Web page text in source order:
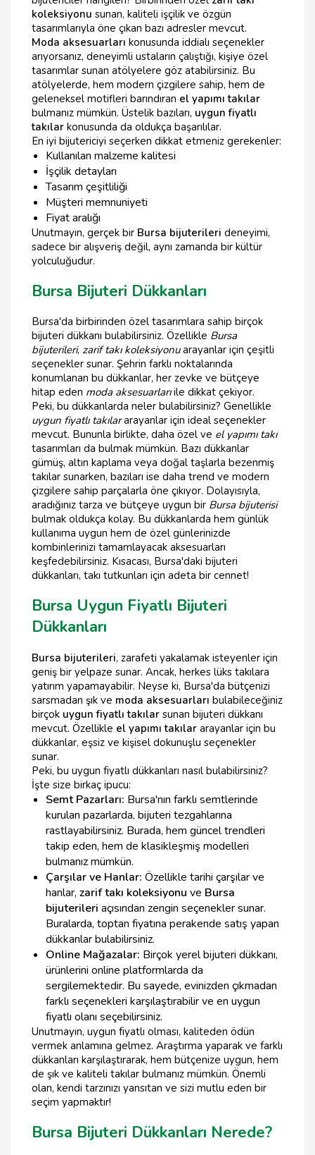
koleksiyonu sunan, kaliteli işçilik ve özgün
tasarımlarıyla öne çıkan bazı adresler mevcut.
Moda aksesuarları konusunda iddialı seçenekler
arıyorsanız, deneyimli ustaların çalıştığı, kişiye özel
tasarımlar sunan atölyelere göz atabilirsiniz. Bu
atölyelerde, hem modern çizgilere sahip, hem de
geleneksel motifleri barındıran el yapımı takılar
bulmanız mümkün. Üstelik bazıları, uygun fiyatlı
takılar konusunda da oldukça başarılılar.
En iyi bijutericiyi seçerken dikkat etmeniz gerekenler:
Kullanılan malzeme kalitesi
İşçilik detayları
Tasarım çeşitliliği
Müşteri memnuniyeti
Fiyat aralığı
Unutmayın, gerçek bir Bursa bijuterileri deneyimi,
sadece bir alışveriş değil, aynı zamanda bir kültür
yolculuğudur.
Bursa Bijuteri Dükkanları
Bursa'da birbirinden özel tasarımlara sahip birçok
bijuteri dükkanı bulabilirsiniz. Özellikle Bursa
bijuterileri, zarif takı koleksiyonuarayanlar için çeşitli
seçenekler sunar. Şehrin farklı noktalarında
konumlanan bu dükkanlar, her zevke ve bütçeye
hitap eden moda aksesuarlarıile dikkat çekiyor.
Peki, bu dükkanlarda neler bulabilirsiniz? Genellikle
uygun fiyatlı takılararayanlar için ideal seçenekler
mevcut. Bununla birlikte, daha özel ve el yapımı takı
tasarımları da bulmak mümkün. Bazı dükkanlar
gümüş, altın kaplama veya doğal taşlarla bezenmiş
takılar sunarken, bazıları ise daha trend ve modern
çizgilere sahip parçalarla öne çıkıyor. Dolayısıyla,
aradığınız tarza ve bütçeye uygun bir Bursa bijuterisi
bulmak oldukça kolay. Bu dükkanlarda hem günlük
kullanıma uygun hem de özel günlerinizde
kombinlerinizi tamamlayacak aksesuarları
keşfedebilirsiniz. Kısacası, Bursa'daki bijuteri
dükkanları, takı tutkunları için adeta bir cennet!
Bursa Uygun Fiyatlı Bijuteri
Dükkanları
Bursa bijuterileri, zarafeti yakalamak isteyenler için
geniş bir yelpaze sunar. Ancak, herkes lüks takılara
yatırım yapamayabilir. Neyse ki, Bursa'da bütçenizi
sarsmadan şık ve moda aksesuarları bulabileceğiniz
birçok uygun fiyatlı takılar sunan bijuteri dükkanı
mevcut. Özellikle el yapımı takılar arayanlar için bu
dükkanlar, eşsiz ve kişisel dokunuşlu seçenekler
sunar.
Peki, bu uygun fiyatlı dükkanları nasıl bulabilirsiniz?
İşte size birkaç ipucu:
Semt Pazarları: Bursa'nın farklı semtlerinde
kurulan pazarlarda, bijuteri tezgahlarına
rastlayabilirsiniz. Burada, hem güncel trendleri
takip eden, hem de klasikleşmiş modelleri
bulmanız mümkün.
Çarşılar ve Hanlar: Özellikle tarihi çarşılar ve
hanlar, zarif takı koleksiyonu ve Bursa
bijuterileri açısından zengin seçenekler sunar.
Buralarda, toptan fiyatına perakende satış yapan
dükkanlar bulabilirsiniz.
Online Mağazalar: Birçok yerel bijuteri dükkanı,
ürünlerini online platformlarda da
sergilemektedir. Bu sayede, evinizden çıkmadan
farklı seçenekleri karşılaştırabilir ve en uygun
fiyatlı olanı seçebilirsiniz.
Unutmayın, uygun fiyatlı olması, kaliteden ödün
vermek anlamına gelmez. Araştırma yaparak ve farklı
dükkanları karşılaştırarak, hem bütçenize uygun, hem
de şık ve kaliteli takılar bulmanız mümkün. Önemli
olan, kendi tarzınızı yansıtan ve sizi mutlu eden bir
seçim yapmaktır!
Bursa Bijuteri Dükkanları Nerede?